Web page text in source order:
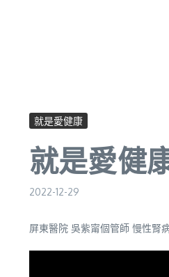
就是愛健康
就是愛健
2022-12-29
屏東醫院 吳紫甯個管師 慢性腎